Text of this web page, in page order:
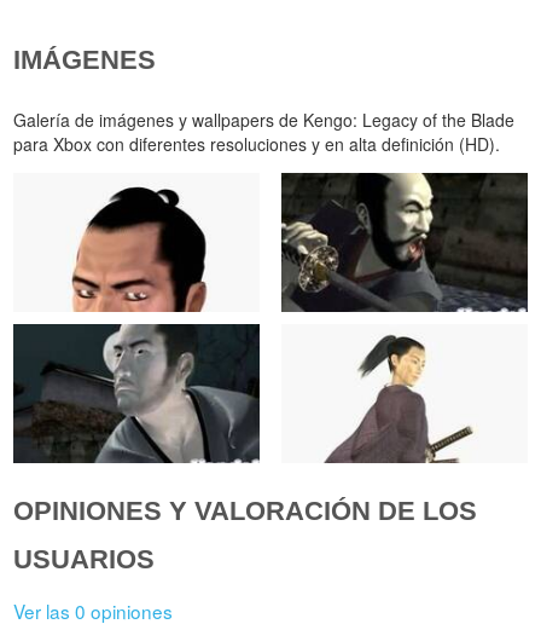
IMÁGENES
Galería de imágenes y wallpapers de Kengo: Legacy of the Blade
para Xbox con diferentes resoluciones y en alta definición (HD).
OPINIONES Y VALORACIÓN DE LOS
USUARIOS
Ver las 0 opiniones